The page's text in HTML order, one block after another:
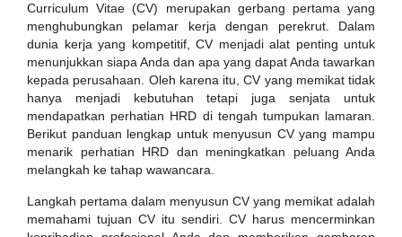
Curriculum Vitae (CV) merupakan gerbang pertama yang
menghubungkan pelamar kerja dengan perekrut. Dalam
dunia kerja yang kompetitif, CV menjadi alat penting untuk
menunjukkan siapa Anda dan apa yang dapat Anda tawarkan
kepada perusahaan. Oleh karena itu, CV yang memikat tidak
hanya menjadi kebutuhan tetapi juga senjata untuk
mendapatkan perhatian HRD di tengah tumpukan lamaran.
Berikut panduan lengkap untuk menyusun CV yang mampu
menarik perhatian HRD dan meningkatkan peluang Anda
melangkah ke tahap wawancara.
Langkah pertama dalam menyusun CV yang memikat adalah
memahami tujuan CV itu sendiri. CV harus mencerminkan